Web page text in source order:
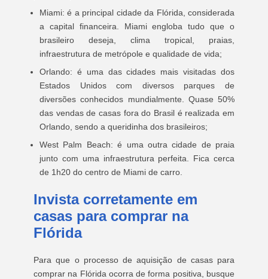
Miami: é a principal cidade da Flórida, considerada
a capital financeira. Miami engloba tudo que o
brasileiro deseja, clima tropical, praias,
infraestrutura de metrópole e qualidade de vida;
Orlando: é uma das cidades mais visitadas dos
Estados Unidos com diversos parques de
diversões conhecidos mundialmente. Quase 50%
das vendas de casas fora do Brasil é realizada em
Orlando, sendo a queridinha dos brasileiros;
West Palm Beach: é uma outra cidade de praia
junto com uma infraestrutura perfeita. Fica cerca
de 1h20 do centro de Miami de carro.
Invista corretamente em
casas para comprar na
Flórida
Para que o processo de aquisição de casas para
comprar na Flórida ocorra de forma positiva, busque